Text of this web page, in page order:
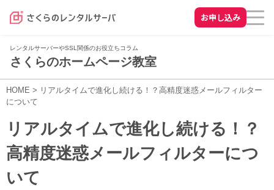
お申し込み
レンタルサーバーやSSL関係のお役立ちコラム
さくらのホームページ教室
HOME > リアルタイムで進化し続ける！？高精度迷惑メールフィルター
について
リアルタイムで進化し続ける！？
高精度迷惑メールフィルターにつ
いて